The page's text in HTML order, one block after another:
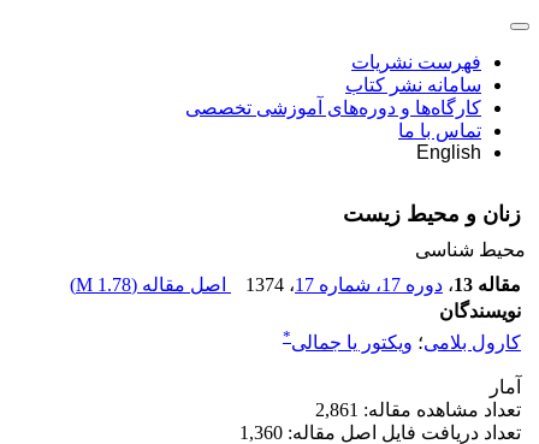
فهرست نشریات
سامانه نشر کتاب
کارگاه‌ها و دوره‌های آموزشی تخصصی
تماس با ما
English
زنان و محیط زیست
محیط شناسی
مقاله 13
، دوره 17، شماره 17 ، 1374 اصل مقاله (1.78 M
)
نویسندگان
کارول بلامی؛ ویکتور یا جمالی*
آمار
تعداد مشاهده مقاله: 2,861
تعداد دریافت فایل اصل مقاله: 1,360